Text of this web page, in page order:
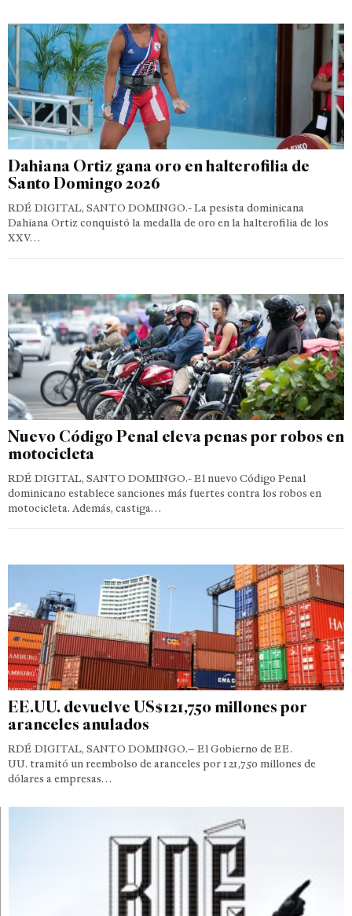
Dahiana Ortiz gana oro en halterofilia de
Santo Domingo 2026
RDÉ DIGITAL, SANTO DOMINGO.- La pesista dominicana
Dahiana Ortiz conquistó la medalla de oro en la halterofilia de los
XXV…
Nuevo Código Penal eleva penas por robos en
motocicleta
RDÉ DIGITAL, SANTO DOMINGO.- El nuevo Código Penal
dominicano establece sanciones más fuertes contra los robos en
motocicleta. Además, castiga…
EE.UU. devuelve US$121,750 millones por
aranceles anulados
RDÉ DIGITAL, SANTO DOMINGO.– El Gobierno de EE.
UU. tramitó un reembolso de aranceles por 121,750 millones de
dólares a empresas…